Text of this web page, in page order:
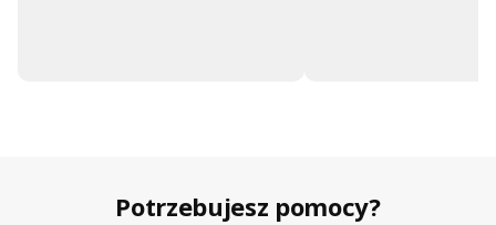
Potrzebujesz pomocy?